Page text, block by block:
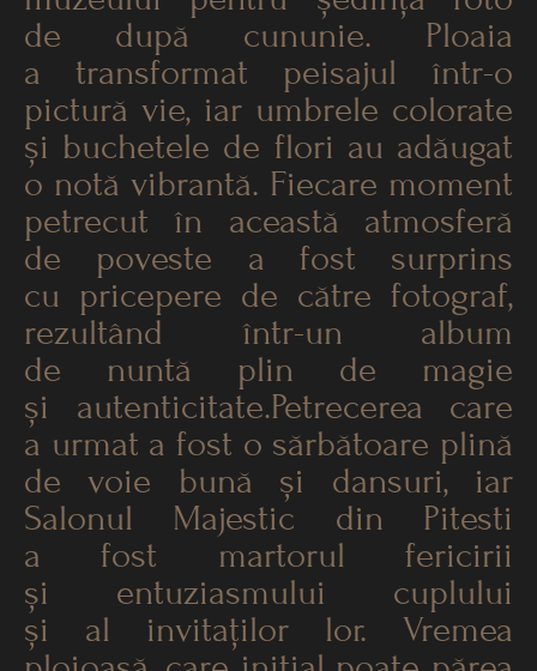
de după cununie. Ploaia
a transformat peisajul într-o
pictură vie, iar umbrele colorate
și buchetele de flori au adăugat
o notă vibrantă. Fiecare moment
petrecut în această atmosferă
de poveste a fost surprins
cu pricepere de către fotograf,
rezultând într-un album
de nuntă plin de magie
și autenticitate.Petrecerea care
a urmat a fost o sărbătoare plină
de voie bună și dansuri, iar
Salonul Majestic din Pitesti
a fost martorul fericirii
și entuziasmului cuplului
și al invitaților lor. Vremea